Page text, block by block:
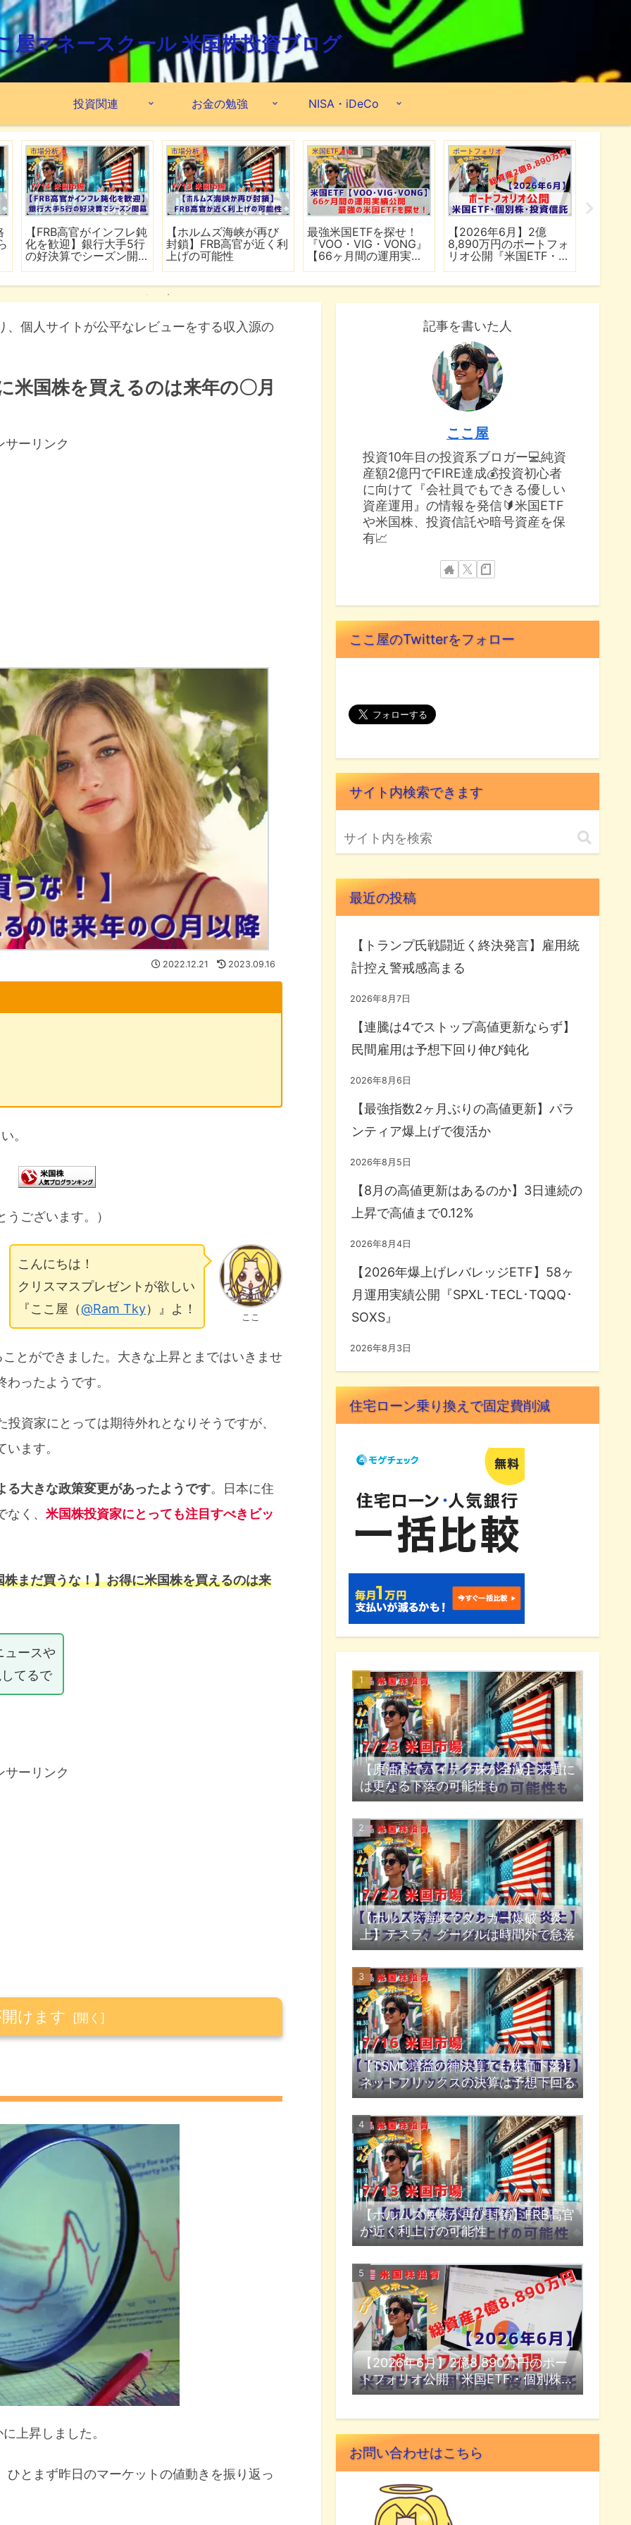
屋マネースクール 米国株投資ブログ
投資関連 お金の勉強 NISA・iDeCo
市場分析
【FRB高官がインフレ鈍
化を歓迎】銀行大手5行
の好決算でシーズン開
市場分析
【ホルムズ海峡が再び
封鎖】FRB高官が近く利
上げの可能性
米国ETF
最強米国ETFを探せ！
『VOO・VIG・VONG』
【66ヶ月間の運用実績
ポートフォリオ
【2026年6月】2億
8,890万円のポートフォ
リオ公開『米国ETF・個
個人サイトが公平なレビューをする収入源の
米国株を買えるのは来年の〇月
サーリンク
2022.12.21 2023.09.16
。
ございます。）
ここ
こんにちは！
クリスマスプレゼントが欲しい
『ここ屋（@Ram Tky）』よ！
とができました。大きな上昇とまではいきませ
ったようです。
資家にとっては期待外れとなりそうですが、
ます。
る大きな政策変更があったようです。日本に住
く、 米国株投資家にとっても注目すべきビッ
株まだ買うな！】お得に米国株を買えるのは来
ュースや
てるで
サーリンク
けます
への影響は？
上昇しました。
とまず昨日のマーケットの値動きを振り返っ
記事を書いた人
ここ屋
投資10年目の投資系ブロガー💻純資
産額2億円でFIRE達成💰投資初心者
に向けて『会社員でもできる優しい
資産運用』の情報を発信🔰米国ETF
や米国株、投資信託や暗号資産を保
有📈
ここ屋のTwitterをフォロー
サイト内検索できます
最近の投稿
【トランプ氏戦闘近く終決発言】雇用統
計控え警戒感高まる
2026年8月7日
【連騰は4でストップ高値更新ならず】
民間雇用は予想下回り伸び鈍化
2026年8月6日
【最強指数2ヶ月ぶりの高値更新】パラ
ンティア爆上げで復活か
2026年8月5日
【8月の高値更新はあるのか】3日連続の
上昇で高値まで0.12%
2026年8月4日
【2026年爆上げレバレッジETF】58ヶ
月運用実績公開『SPXL･TECL･TQQQ･
SOXS』
2026年8月3日
住宅ローン乗り換えで固定費削減
【原油高でハイテク株が全滅】来週に
は更なる下落の可能性も
【ホルムズ海峡でタンカー爆破・炎
上】テスラ、グーグルは時間外で急落
【TSMC増益の神決算でも株価下落】
ネットフリックスの決算は予想下回る
【ホルムズ海峡が再び封鎖】FRB高官
が近く利上げの可能性
【2026年6月】2億8,890万円のポー
トフォリオ公開『米国ETF・個別株・
投資信託』
お問い合わせはこちら